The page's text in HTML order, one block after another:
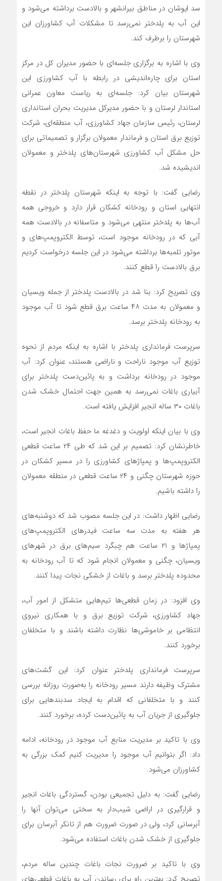
سد ایوشان در مناطق بیرانشهر و بالادست برداشته می‌شود و
این آب به پلدختر نمی‌رسد تا مشکلات آب کشاورزان این
شهرستان را برطرف کند.
وی با اشاره به برگزاری جلسه‌ای با حضور مدیران کل در مرکز
استان برای چاره‌اندیشی در رابطه با آب کشاورزی این
شهرستان بیان کرد: جلسه‌ای به ریاست معاون عمرانی
استاندار لرستان و با حضور مدیرکل مدیریت بحران استانداری
لرستان، رئیس سازمان جهاد کشاورزی، آب منطقه‌ای، شرکت
توزیع برق استان و فرماندار معمولان برگزار و تصمیماتی برای
حل مشکل آب کشاورزی شهرستان‌های پلدختر و معمولان
اندیشیده شد.
رضایی گفت: با توجه به اینکه شهرستان پلدختر در نقطه
انتهایی استان و رودخانه کشکان قرار دارد و خروجی همه
آب‌ها به پلدختر منتهی می‌شود و متاسفانه در بالادست همه
آبی که در رودخانه موجود است، توسط‌ الکتروپمپ‌های و
موتور تلمبه‌ها برداشته می‌شود در این جلسه درخواست کردیم
برق بالادست را قطع کنند.
وی تصریح کرد: بنا شد در بالادست پلدختر از جمله ویسیان
و معمولان به مدت ۴۸ ساعت برق قطع شود تا آب موجود
به رودخانه پلدختر برسد.
سرپرست فرمانداری پلدختر با اشاره به اینکه مردم از نحوه
توزیع آب موجود ناراحت و ناراضی هستند‌، عنوان کرد: آب
موجود در رودخانه برداشت و به پائین‌دست پلدختر برای
آبیاری باغات نمی‌رسد به همین جهت احتمال خشک شدن
باغات ۳۰ ساله انجیر افزایش یافته است.
وی با بیان اینکه اولویت و دغدغه ما حفظ باغات انجیر است،
خاطرنشان کرد: تصمیم بر این شد که طی ۲۴ ساعت قطعی
الکتروپمپ‌ها و پمپاژهای کشاورزی را در مسیر کشکان در
حوزه شهرستان چگنی و ۲۴ ساعت قطعی در منطقه معمولان
را داشته باشیم.
رضایی اظهار داشت: در این جلسه مصوب شد که دوشنبه‌های
هر هفته به مدت سه ساعت فیدرهای الکتروپمپ‌های
پمپاژ‌ها و ۲۱ ساعت هم چبگرد سیم‌های برق در شهرهای
ویسیان، چگنی و معمولان انجام شود که تا آب رودخانه به
محدوده پلدختر برسد و باغات از خشکی نجات پیدا کنند.
وی افزود: در زمان قطعی‌ها تیم‌هایی متشکل از امور آب،
جهاد کشاورزی، شرکت توزیع برق و با همکاری نیروی
انتظامی بر خاموشی‌ها نظارت داشته باشند و با متخلفان
برخورد کنند.
سرپرست فرمانداری پلدختر عنوان کرد: این گشت‌های
مشترک وظیفه دارند مسیر رودخانه را به‌صورت روزانه بررسی
کنند و با متخلفانی که اقدام به ایجاد سدبندهایی برای
جلوگیری از جریان آب به پائین‌دست کرده، برخورد کنند.
وی با تاکید بر مدیریت منابع آب موجود در رودخانه، ادامه
داد: اگر بتوانیم آب موجود را مدیریت کنیم کمک بزرگی به
کشاورزان می‌شود.
رضایی گفت: به دلیل تجمیعی بودن، گستردگی باغات انجیر
و قرارگیری در اراضی شیب‌دار به سختی می‌توان آنها را
آبرسانی کرد، ولی در صورت ضرورت هم از تانکر آبرسان برای
جلوگیری از خشک‌ شدن باغات استفاده می‌شود.
وی با تاکید بر ضرورت نجات باغات چندین ساله مردم،